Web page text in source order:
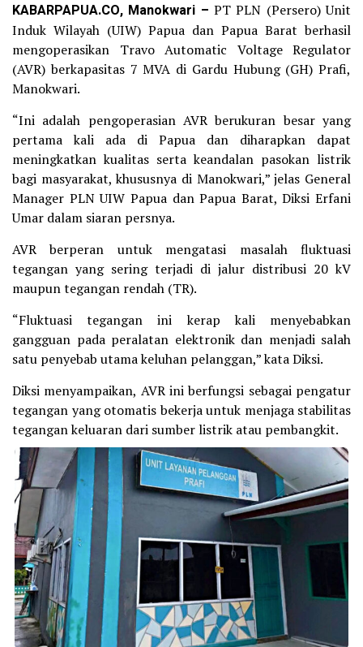
KABARPAPUA.CO, Manokwari – PT PLN (Persero) Unit
Induk Wilayah (UIW) Papua dan Papua Barat berhasil
mengoperasikan Travo Automatic Voltage Regulator
(AVR) berkapasitas 7 MVA di Gardu Hubung (GH) Prafi,
Manokwari.
“Ini adalah pengoperasian AVR berukuran besar yang
pertama kali ada di Papua dan diharapkan dapat
meningkatkan kualitas serta keandalan pasokan listrik
bagi masyarakat, khususnya di Manokwari,” jelas General
Manager PLN UIW Papua dan Papua Barat, Diksi Erfani
Umar dalam siaran persnya.
AVR berperan untuk mengatasi masalah fluktuasi
tegangan yang sering terjadi di jalur distribusi 20 kV
maupun tegangan rendah (TR).
“Fluktuasi tegangan ini kerap kali menyebabkan
gangguan pada peralatan elektronik dan menjadi salah
satu penyebab utama keluhan pelanggan,” kata Diksi.
Diksi menyampaikan, AVR ini berfungsi sebagai pengatur
tegangan yang otomatis bekerja untuk menjaga stabilitas
tegangan keluaran dari sumber listrik atau pembangkit.